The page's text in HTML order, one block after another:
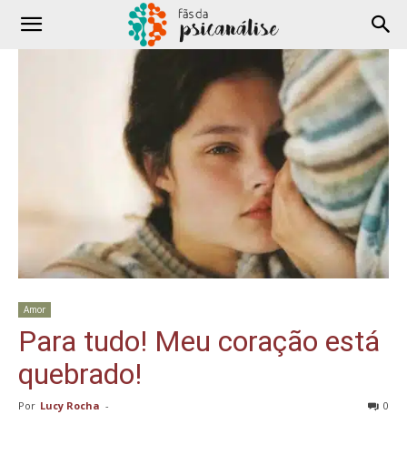
Amor
Para tudo! Meu coração está
quebrado!
Por Lucy Rocha - 0